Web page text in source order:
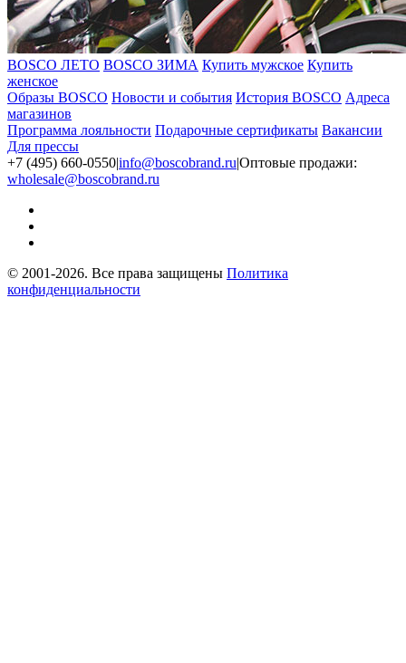
BOSCO ЛЕТО BOSCO ЗИМА Купить мужское Купить
женское
Образы BOSCO Новости и события История BOSCO Адреса
магазинов
Программа лояльности Подарочные сертификаты Вакансии
Для прессы
+7 (495) 660-0550|info@boscobrand.ru|Оптовые продажи:
wholesale@boscobrand.ru
© 2001-2026. Все права защищены Политика
конфиденциальности